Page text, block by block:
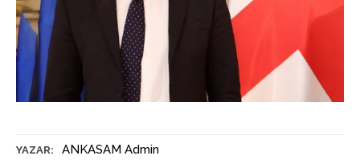
YAZAR: ANKASAM Admin